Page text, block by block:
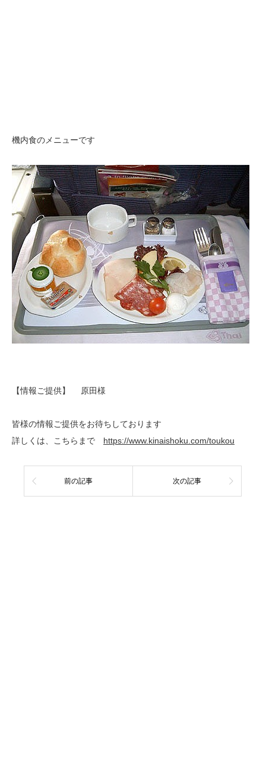
機内食のメニューです
【情報ご提供】 原田様
皆様の情報ご提供をお待ちしております
詳しくは、こちらまで https://www.kinaishoku.com/toukou
前の記事 次の記事